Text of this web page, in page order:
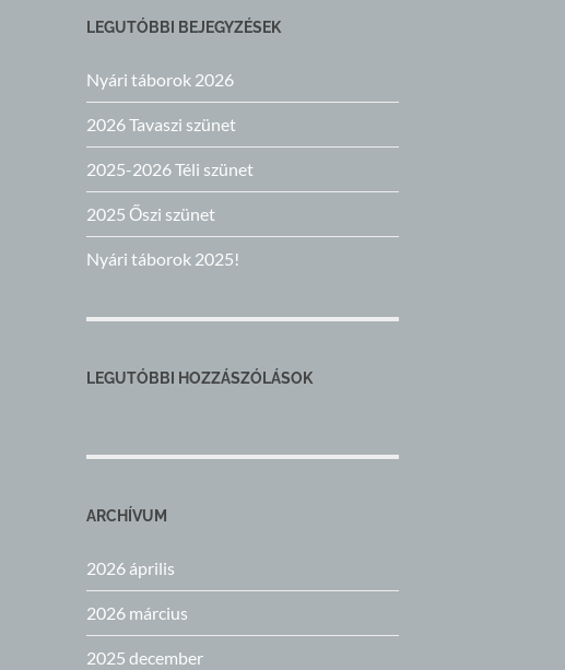
LEGUTÓBBI BEJEGYZÉSEK
Nyári táborok 2026
2026 Tavaszi szünet
2025-2026 Téli szünet
2025 Őszi szünet
Nyári táborok 2025!
LEGUTÓBBI HOZZÁSZÓLÁSOK
ARCHÍVUM
2026 április
2026 március
2025 december